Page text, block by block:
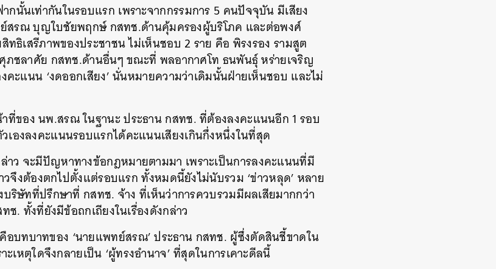
กนั้นเท่ากันในรอบแรก เพราะจากกรรมการ 5 คนปัจจุบัน มีเสียง
ย์สรณ บุญใบชัยพฤกษ์ กสทช.ด้านคุ้มครองผู้บริโภค และต่อพงศ์
ทธิเสรีภาพของประชาชน ไม่เห็นชอบ 2 ราย คือ พิรงรอง รามสูต
ชลาศัย กสทช.ด้านอื่นๆ ขณะที่ พลอากาศโท ธนพันธุ์ หร่ายเจริญ
คะแนน ‘งดออกเสียง’ นั่นหมายความว่าเดิมนั้นฝ่ายเห็นชอบ และไม่
ที่ของ นพ.สรณ ในฐานะ ประธาน กสทช. ที่ต้องลงคะแนนอีก 1 รอบ
องลงคะแนนรอบแรกได้คะแนนเสียงเกินกึ่งหนึ่งในที่สุด
ล่าว จะมีปัญหาทางข้อกฎหมายตามมา เพราะเป็นการลงคะแนนที่มี
วจึงต้องตกไปตั้งแต่รอบแรก ทั้งหมดนี้ยังไม่นับรวม ‘ข่าวหลุด’ หลาย
ริษัทที่ปรึกษาที่ กสทช. จ้าง ที่เห็นว่าการควบรวมมีผลเสียมากกว่า
ช. ทั้งที่ยังมีข้อถกเถียงในเรื่องดังกล่าว
อบทบาทของ ‘นายแพทย์สรณ’ ประธาน กสทช. ผู้ซึ่งตัดสินชี้ขาดใน
ะเหตุใดจึงกลายเป็น ‘ผู้ทรงอำนาจ’ ที่สุดในการเคาะดีลนี้